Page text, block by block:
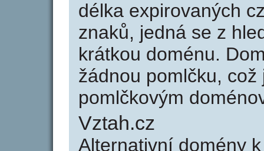
délka expirovaných
znaků, jedná se z
krátkou doménu.
žádnou pomlčku,
pomlčkovým
Vztah.cz
Alternativní domény